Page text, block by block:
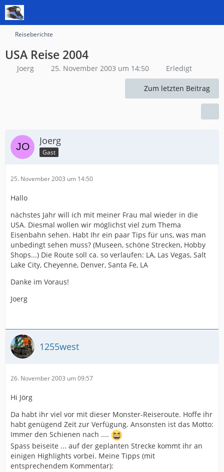
Reiseberichte
USA Reise 2004
Joerg 25. November 2003 um 14:50 Erledigt
Zum letzten Beitrag
Joerg
Gast
25. November 2003 um 14:50
Hallo
nächstes Jahr will ich mit meiner Frau mal wieder in die
USA. Diesmal wollen wir möglichst viel zum Thema
Eisenbahn sehen. Habt Ihr ein paar Tips für uns, was man
unbedingt sehen muss? (Museen, schöne Strecken, Hobby
Shops...) Die Route soll ca. so verlaufen: LA, Las Vegas, Salt
Lake City, Cheyenne, Denver, Santa Fe, LA
Danke im Voraus!
Joerg
1255west
26. November 2003 um 09:57
Hi Jörg
Da habt ihr viel vor mit dieser Monster-Reiseroute. Hoffe ihr
habt genügend Zeit zur Verfügung. Ansonsten ist das Motto:
Immer den Schienen nach ....
Spass beiseite ... auf der geplanten Strecke kommt ihr an
einigen Highlights vorbei. Meine Tipps (mit
entsprechendem Kommentar):